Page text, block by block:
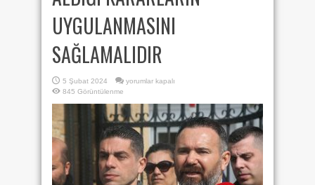
UYGULANMASINI
SAĞLAMALIDIR
5 Şubat 2024
HÜKÜMET,
ALDIĞI
KARARLARIN
UYGULANMASINI
SAĞLAMALIDIR
için
yorumlar kapalı
845 Görüntülenme